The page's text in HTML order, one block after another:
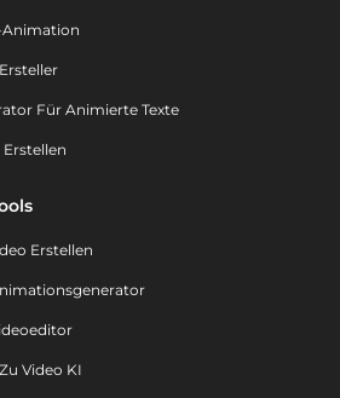
Für Animierte Texte
Erstellen
Erstellen
Video KI